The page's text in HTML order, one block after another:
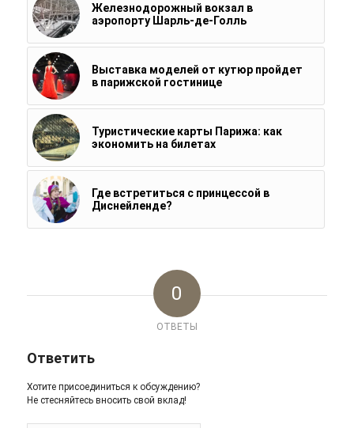
Железнодорожный вокзал в
аэропорту Шарль-де-Голль
Выставка моделей от кутюр пройдет
в парижской гостинице
Туристические карты Парижа: как
экономить на билетах
Где встретиться с принцессой в
Диснейленде?
0
ОТВЕТЫ
Ответить
Хотите присоединиться к обсуждению?
Не стесняйтесь вносить свой вклад!